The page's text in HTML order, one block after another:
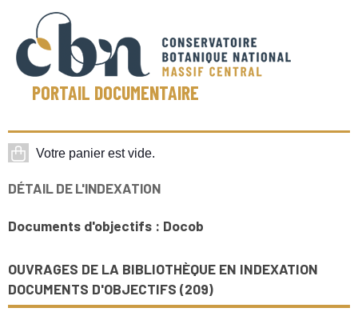
PORTAIL DOCUMENTAIRE
DÉTAIL DE L'INDEXATION
Documents d'objectifs : Docob
OUVRAGES DE LA BIBLIOTHÈQUE EN INDEXATION
DOCUMENTS D'OBJECTIFS (209)